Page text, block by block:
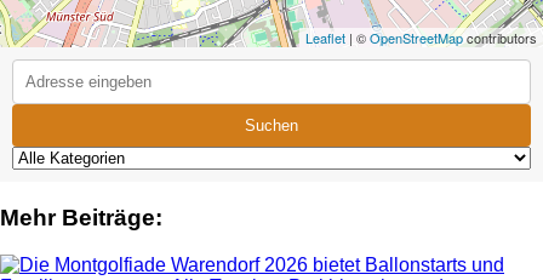
Leaflet | ©OpenStreetMapcontributors
Suchen
Mehr Beiträge: